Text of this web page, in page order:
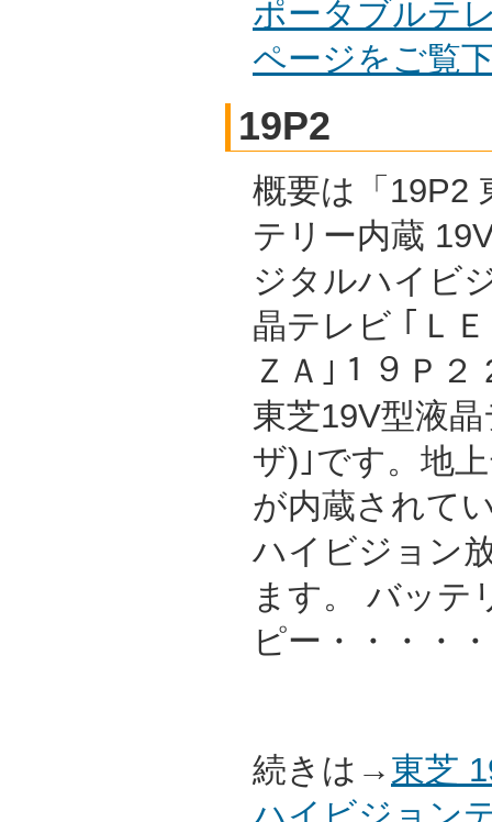
ポータブルテ
ページをご覧
19P2
概要は「19P2
テリー内蔵
ジタルハイビ
晶テレビ ｢Ｌ
ＺＡ｣１９Ｐ２
東芝19V型液
ザ)｣です。地
が内蔵されて
ハイビジョン
ます。 バッテ
ピー・・・・
続きは→ 東芝